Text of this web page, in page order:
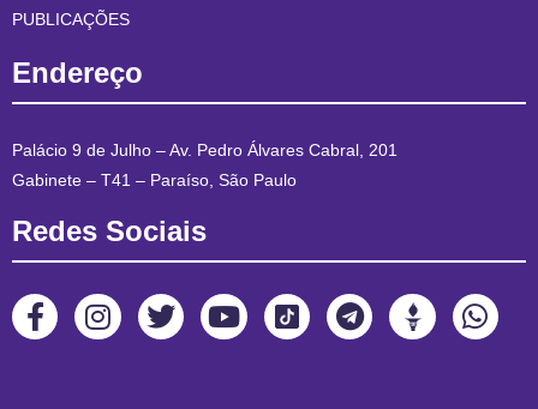
PUBLICAÇÕES
Endereço
Palácio 9 de Julho – Av. Pedro Álvares Cabral, 201
Gabinete – T41 – Paraíso, São Paulo
Redes Sociais